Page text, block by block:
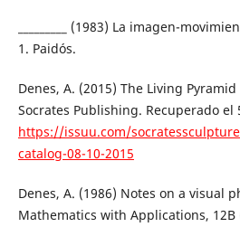
_________ (1983) La imagen-
1. Paidós.
Denes, A. (2015) The Living
Socrates Publishing. Recuperado el
https://issuu.com/
catalog-08-10-2015
Denes, A. (1986) Notes on a visual
Mathematics with Applications, 12B